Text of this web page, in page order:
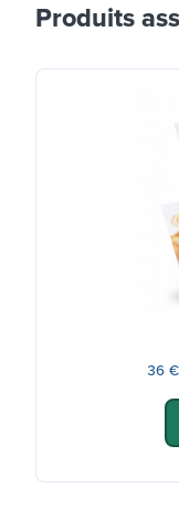
Produits
36